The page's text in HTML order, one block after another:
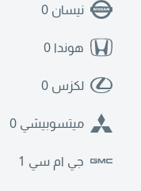
نيسان 0
هوندا 0
لكزس 0
ميتسوبيشي 0
جي ام سي 1